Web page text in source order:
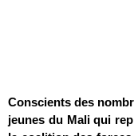
Conscients des
jeunes du Mali qui